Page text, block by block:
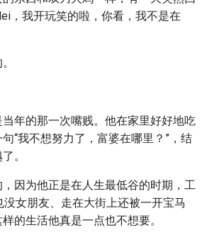
，我开玩笑的啦，你看，我不是在
年的那一次嘴贱。他在家里好好地吃
“我不想努力了，富婆在哪里？”，结
。
因为他正是在人生最低谷的时期，工
女朋友、走在大街上还被一开宝马
的生活他真是一点也不想要。